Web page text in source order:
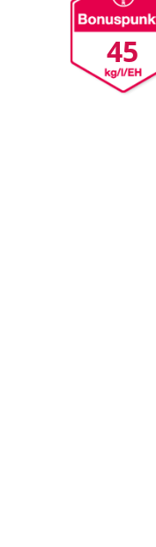
45